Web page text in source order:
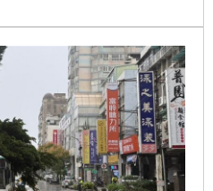
記者莊淇鈞／新北報導